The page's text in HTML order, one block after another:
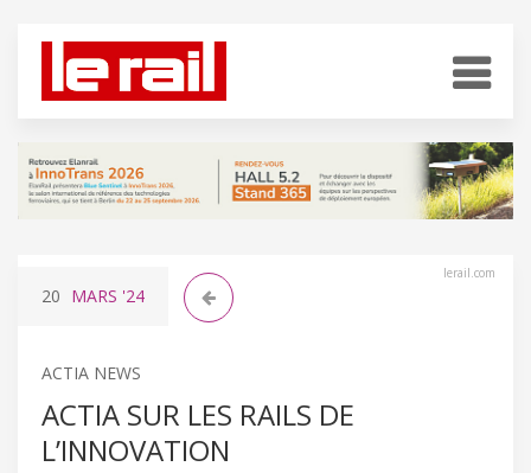
lerail.com
20 MARS '24
ACTIA NEWS
ACTIA SUR LES RAILS DE
L’INNOVATION